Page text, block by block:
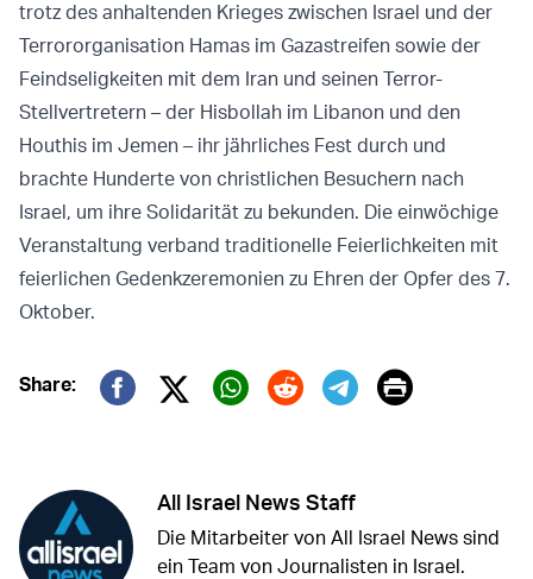
trotz des anhaltenden Krieges zwischen Israel und der
Terrororganisation Hamas im Gazastreifen sowie der
Feindseligkeiten mit dem Iran und seinen Terror-
Stellvertretern – der Hisbollah im Libanon und den
Houthis im Jemen – ihr jährliches Fest durch und
brachte Hunderte von christlichen Besuchern nach
Israel, um ihre Solidarität zu bekunden. Die einwöchige
Veranstaltung verband traditionelle Feierlichkeiten mit
feierlichen Gedenkzeremonien zu Ehren der Opfer des 7.
Oktober.
Share:
Twitter (X)
Print
All Israel News Staff
Die Mitarbeiter von All Israel News sind
ein Team von Journalisten in Israel.